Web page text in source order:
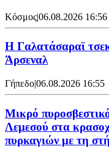
Κόσμος|06.08.2026 16:56
H Γαλατάσαραϊ
Άρσεναλ
Γήπεδο|06.08.2026 16:55
Μικρό
Λεμεσού στα
πυρκαγιών με τη